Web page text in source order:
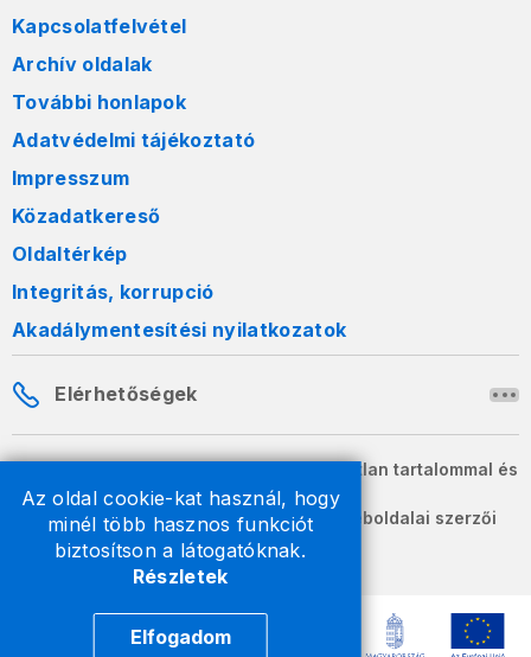
Az oldal cookie-kat használ, hogy
minél több hasznos funkciót
biztosítson a látogatóknak.
Részletek
Elfogadom
Kapcsolatfelvétel
Archív oldalak
További honlapok
Adatvédelmi tájékoztató
Impresszum
Közadatkereső
Oldaltérkép
Integritás, korrupció
Akadálymentesítési nyilatkozatok
Elérhetőségek
A honlapon szereplő információk változatlan tartalommal és
formában szabadon terjeszthetők.
2026 © A Nemzeti Adó- és Vámhivatal weboldalai szerzői
jogvédelem alatt állnak.